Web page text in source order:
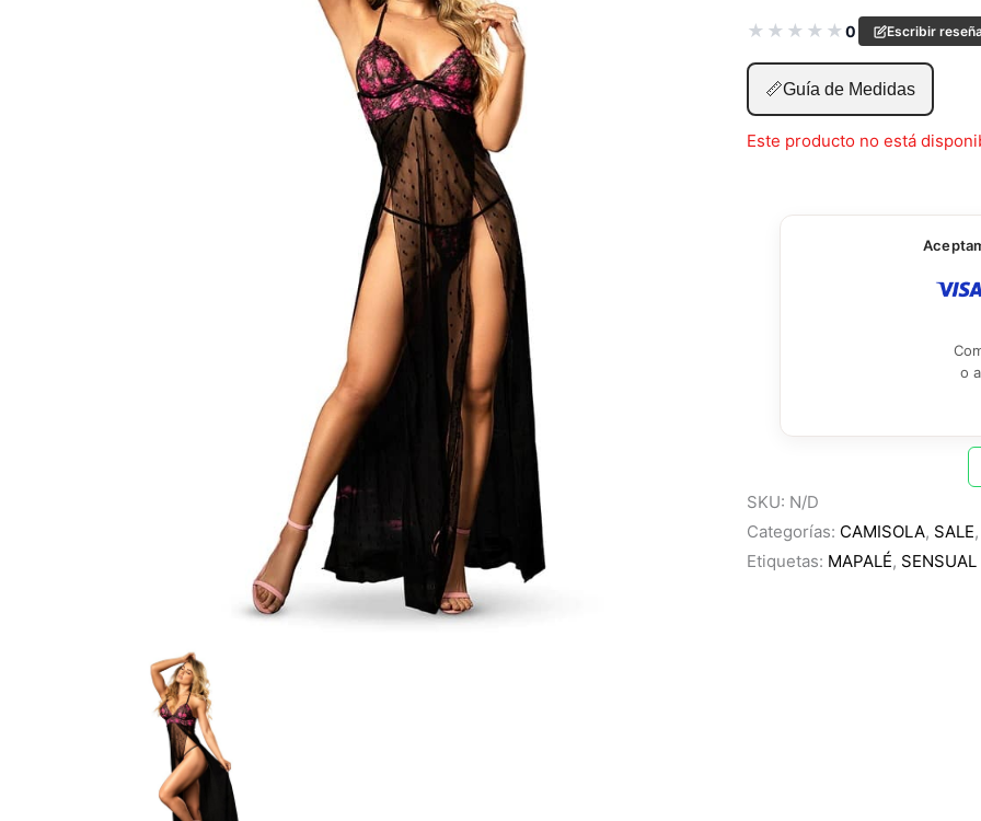
★ ★ ★ ★ ★0 Escribir
📏Guía de Medidas
Este producto no está
o a
SKU: N/D
Categorías: CAMISOLA, SALE,
Etiquetas: MAPALÉ, SENSUAL